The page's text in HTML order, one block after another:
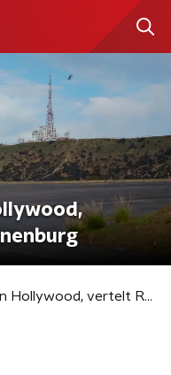
Er is hommeles in Hollywood, vertelt Raimond Kranenburg